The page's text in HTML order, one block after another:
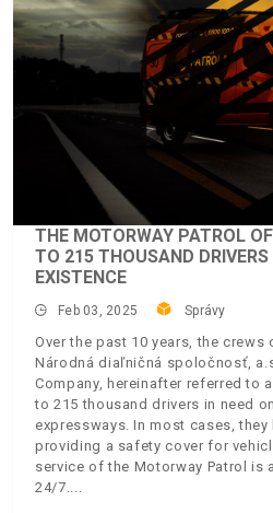
THE MOTORWAY PATROL
TO 215 THOUSAND DRIVERS
EXISTENCE
Feb 03, 2025 Správy
Over the past 10 years, the
Národná diaľničná spoločnosť,
Company, hereinafter referred to
to 215 thousand drivers in need
expressways. In most cases, they
providing a safety cover for
service of the Motorway Patrol is
24/7.